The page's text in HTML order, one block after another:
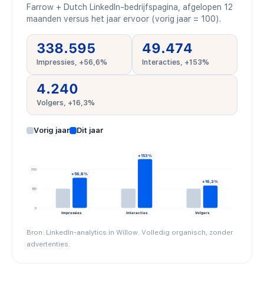
Farrow + Dutch LinkedIn-bedrijfspagina, afgelopen 12
maanden versus het jaar ervoor (vorig jaar = 100).
338.595
Impressies, +56,6%
49.474
Interacties, +153%
4.240
Volgers, +16,3%
Vorig jaar Dit jaar
0
100
200
+56,6%
Impressies
+153%
Interacties
+16,3%
Volgers
Bron: LinkedIn-analytics in Willow. Volledig organisch, zonder
advertenties.